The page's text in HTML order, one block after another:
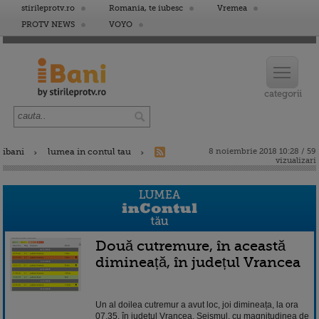
stirileprotv.ro Romania, te iubesc
Vremea
PROTV NEWS
VOYO
ibani lumea in contul tau
8 noiembrie 2018 10:28 / 59
vizualizari
Două cutremure, în această
dimineață, în județul Vrancea
Un al doilea cutremur a avut loc, joi dimineața, la ora
07.35, în județul Vrancea. Seismul, cu magnitudinea de